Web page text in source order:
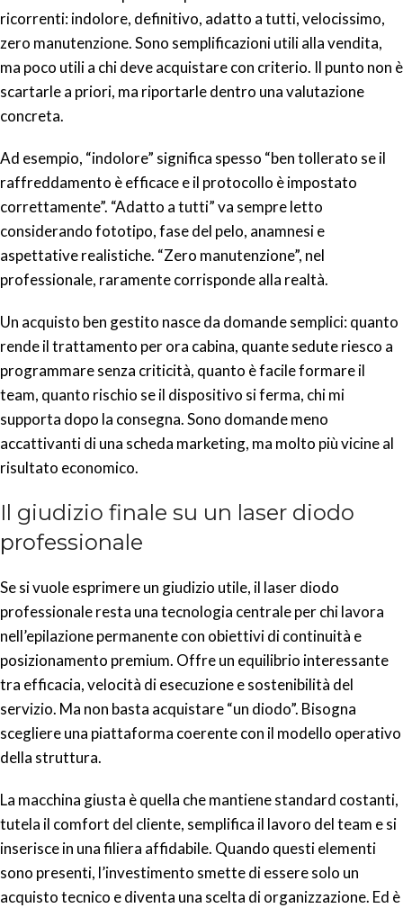
ricorrenti: indolore, definitivo, adatto a tutti, velocissimo,
zero manutenzione. Sono semplificazioni utili alla vendita,
ma poco utili a chi deve acquistare con criterio. Il punto non è
scartarle a priori, ma riportarle dentro una valutazione
concreta.
Ad esempio, “indolore” significa spesso “ben tollerato se il
raffreddamento è efficace e il protocollo è impostato
correttamente”. “Adatto a tutti” va sempre letto
considerando fototipo, fase del pelo, anamnesi e
aspettative realistiche. “Zero manutenzione”, nel
professionale, raramente corrisponde alla realtà.
Un acquisto ben gestito nasce da domande semplici: quanto
rende il trattamento per ora cabina, quante sedute riesco a
programmare senza criticità, quanto è facile formare il
team, quanto rischio se il dispositivo si ferma, chi mi
supporta dopo la consegna. Sono domande meno
accattivanti di una scheda marketing, ma molto più vicine al
risultato economico.
Il giudizio finale su un laser diodo
professionale
Se si vuole esprimere un giudizio utile, il laser diodo
professionale resta una tecnologia centrale per chi lavora
nell’epilazione permanente con obiettivi di continuità e
posizionamento premium. Offre un equilibrio interessante
tra efficacia, velocità di esecuzione e sostenibilità del
servizio. Ma non basta acquistare “un diodo”. Bisogna
scegliere una piattaforma coerente con il modello operativo
della struttura.
La macchina giusta è quella che mantiene standard costanti,
tutela il comfort del cliente, semplifica il lavoro del team e si
inserisce in una filiera affidabile. Quando questi elementi
sono presenti, l’investimento smette di essere solo un
acquisto tecnico e diventa una scelta di organizzazione. Ed è